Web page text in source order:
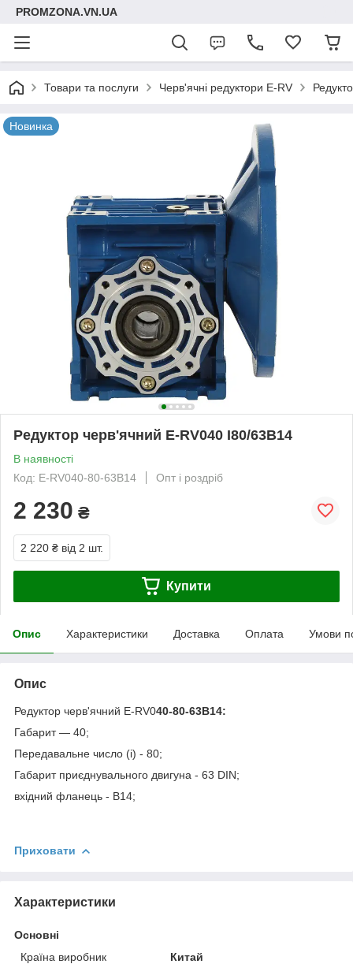
PROMZONA.VN.UA
Товари та послуги Черв'ячні редуктори E-RV
Новинка
Редуктор черв'ячний E-RV040 I80/63B14
В наявності
Код: E-RV040-80-63B14
Опт і роздріб
2 230 ₴
2 220 ₴ від 2 шт.
Купити
Опис Характеристики Доставка Оплата Умови
Опис
Редуктор черв'ячний E-RV040-80-63B14:
Габарит — 40;
Передавальне число (і) - 80;
Габарит приєднувального двигуна - 63 DIN;
вхідний фланець - В14;
Приховати
Характеристики
Основні
Країна виробник
Китай